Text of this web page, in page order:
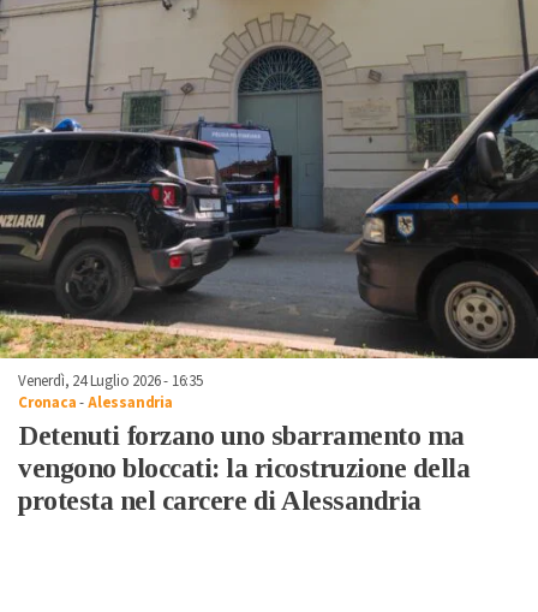
Venerdì, 24 Luglio 2026 - 16:35
Cronaca-Alessandria
Detenuti forzano uno sbarramento ma
vengono bloccati: la ricostruzione della
protesta nel carcere di Alessandria